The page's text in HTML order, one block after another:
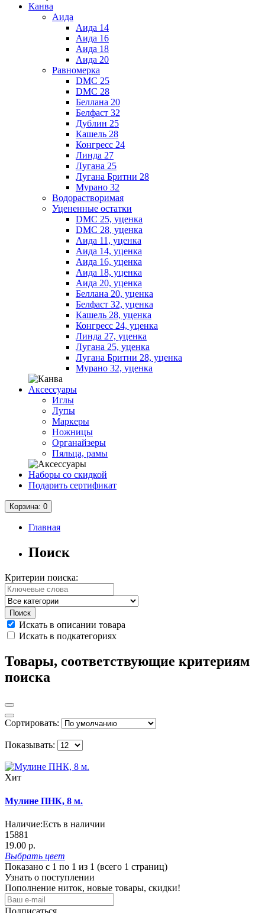
Канва
Аида
Аида 14
Аида 16
Аида 18
Аида 20
Равномерка
DMC 25
DMC 28
Беллана 20
Белфаст 32
Дублин 25
Кашель 28
Конгресс 24
Линда 27
Лугана 25
Лугана Бритни 28
Мурано 32
Водорастворимая
Уцененные остатки
DMC 25, уценка
DMC 28, уценка
Аида 11, уценка
Аида 14, уценка
Аида 16, уценка
Аида 18, уценка
Аида 20, уценка
Беллана 20, уценка
Белфаст 32, уценка
Кашель 28, уценка
Конгресс 24, уценка
Линда 27, уценка
Лугана 25, уценка
Лугана Бритни 28, уценка
Мурано 32, уценка
Аксессуары
Иглы
Лупы
Маркеры
Ножницы
Органайзеры
Пяльца, рамы
Наборы со скидкой
Подарить сертификат
Корзина: 0
Главная
Поиск
Критерии поиска:
Искать в описании товара
Искать в подкатегориях
Товары, соответствующие критериям
поиска
Сортировать:
Показывать:
Хит
Мулине ПНК, 8 м.
Наличие:Есть в наличии
15881
19.00 р.
Выбрать цвет
Показано с 1 по 1 из 1 (всего 1 страниц)
Узнать о поступлении
Пополнение ниток, новые товары, скидки!
Подписаться